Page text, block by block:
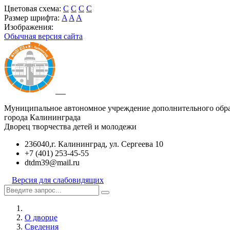
Цветовая схема: C C C C
Размер шрифта: A A A
Изображения:
Обычная версия сайта
Муниципальное автономное учреждение дополнительного
города Калининграда
Дворец творчества детей и молодежи
236040,г. Калининград, ул. Сергеева 10
+7 (401) 253-45-55
dtdm39@mail.ru
Версия для слабовидящих
О дворце
Сведения